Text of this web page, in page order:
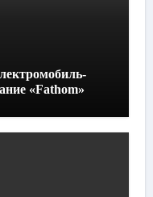
«Fathom»